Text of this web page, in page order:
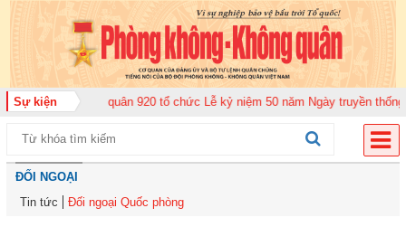
Sự kiện
đoàn Không quân 920 tổ chức Lễ kỷ niệm 50 năm Ngày truyền thống (12-
ĐỐI NGOẠI
Tin tức
Đối ngoại Quốc phòng